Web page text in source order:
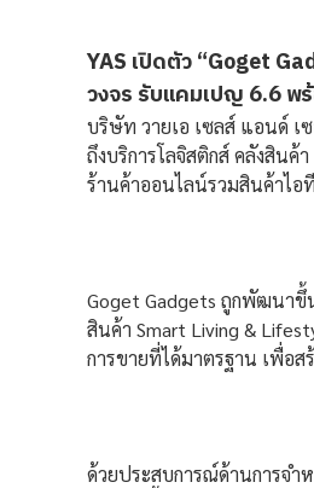
YAS เปิดตัว “Goget
วงจร รับแคมเปญ 6.6 พ
บริษัท วายเอ เซลส์ แอนด์ เ
ถึงบริการโลจิสติกส์ คลังสินค้
ร้านค้าออนไลน์รวมสินค้าไอ
Goget Gadgets ถูกพัฒนาขึ้
สินค้า Smart Living &
การขายที่ได้มาตรฐาน เพื่อ
ด้วยประสบการณ์ด้านการจำ